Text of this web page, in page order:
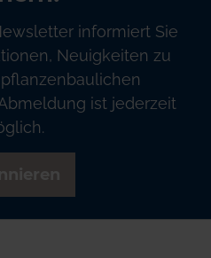
informiert Sie
Neuigkeiten zu
ist jederzeit